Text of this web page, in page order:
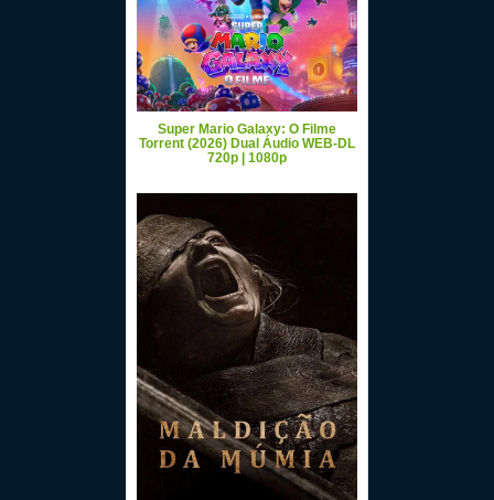
Super Mario Galaxy: O Filme
Torrent (2026) Dual Áudio WEB-DL
720p | 1080p